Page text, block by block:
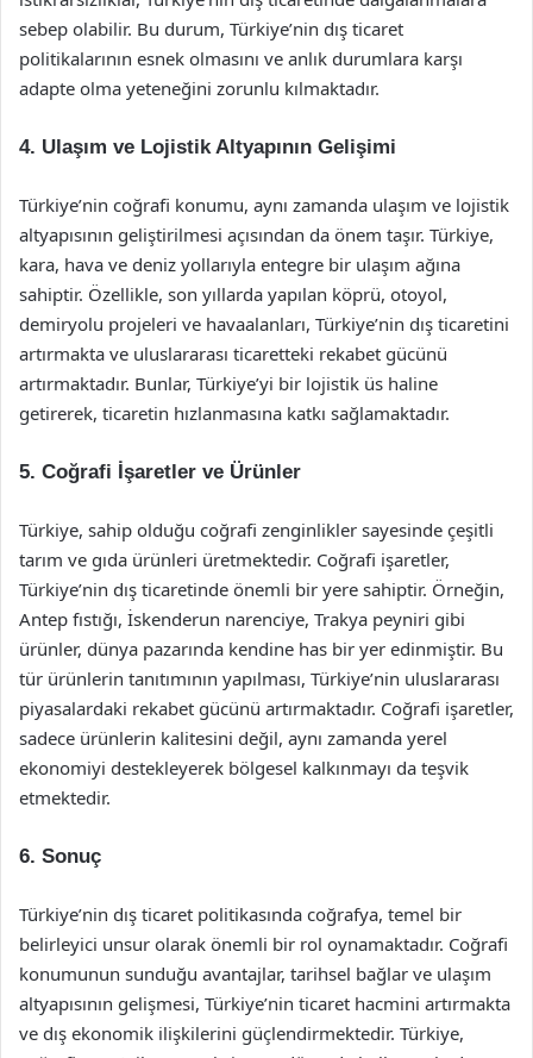
sebep olabilir. Bu durum, Türkiye’nin dış ticaret
politikalarının esnek olmasını ve anlık durumlara karşı
adapte olma yeteneğini zorunlu kılmaktadır.
4. Ulaşım ve Lojistik Altyapının Gelişimi
Türkiye’nin coğrafi konumu, aynı zamanda ulaşım ve lojistik
altyapısının geliştirilmesi açısından da önem taşır. Türkiye,
kara, hava ve deniz yollarıyla entegre bir ulaşım ağına
sahiptir. Özellikle, son yıllarda yapılan köprü, otoyol,
demiryolu projeleri ve havaalanları, Türkiye’nin dış ticaretini
artırmakta ve uluslararası ticaretteki rekabet gücünü
artırmaktadır. Bunlar, Türkiye’yi bir lojistik üs haline
getirerek, ticaretin hızlanmasına katkı sağlamaktadır.
5. Coğrafi İşaretler ve Ürünler
Türkiye, sahip olduğu coğrafi zenginlikler sayesinde çeşitli
tarım ve gıda ürünleri üretmektedir. Coğrafi işaretler,
Türkiye’nin dış ticaretinde önemli bir yere sahiptir. Örneğin,
Antep fıstığı, İskenderun narenciye, Trakya peyniri gibi
ürünler, dünya pazarında kendine has bir yer edinmiştir. Bu
tür ürünlerin tanıtımının yapılması, Türkiye’nin uluslararası
piyasalardaki rekabet gücünü artırmaktadır. Coğrafi işaretler,
sadece ürünlerin kalitesini değil, aynı zamanda yerel
ekonomiyi destekleyerek bölgesel kalkınmayı da teşvik
etmektedir.
6. Sonuç
Türkiye’nin dış ticaret politikasında coğrafya, temel bir
belirleyici unsur olarak önemli bir rol oynamaktadır. Coğrafi
konumunun sunduğu avantajlar, tarihsel bağlar ve ulaşım
altyapısının gelişmesi, Türkiye’nin ticaret hacmini artırmakta
ve dış ekonomik ilişkilerini güçlendirmektedir. Türkiye,